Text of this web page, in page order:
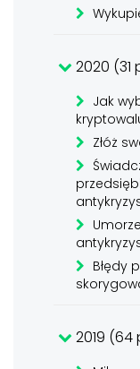
2020
Jak
Złóż
Błędy
2019 (64